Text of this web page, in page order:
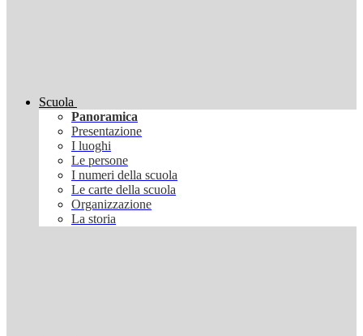
Scuola
Panoramica
Presentazione
I luoghi
Le persone
I numeri della scuola
Le carte della scuola
Organizzazione
La storia